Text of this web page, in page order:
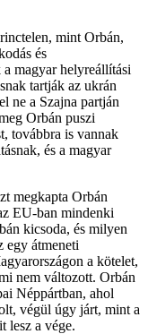
mint Orbán,
és
a magyar helyreállítási
tartják az ukrán
ne a Szajna partján
Orbán puszi
továbbra is vannak
és a magyar
megkapta Orbán
EU-ban mindenki
kicsoda, és milyen
egy átmeneti
a kötelet,
nem változott. Orbán
Néppártban, ahol
végül úgy járt, mint a
lesz a vége.